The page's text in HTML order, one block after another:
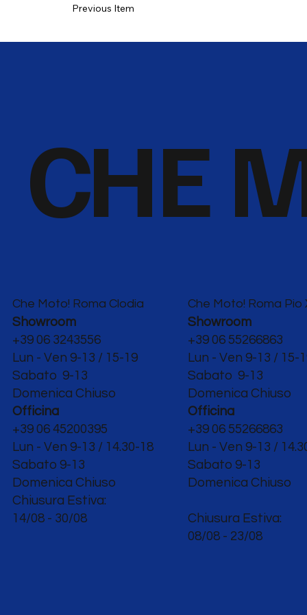
Previous Item
CHE
Che Moto! Roma Clodia
Showroom
+39 06 3243556
Lun - Ven 9-13 / 15-19
Sabato 9-13
Domenica Chiuso
Officina
+39 06 45200395
Lun - Ven9-13 / 14.30-18
Sabato 9-13
Domenica Chiuso
Chiusura Estiva:
14/08 - 30/08
Che Moto! Roma Pio
Showroom
+39 06 55266863
Lun - Ven 9-13 / 15-
Sabato 9-13
Domenica Chiuso
Officina
+39 06 55266863
Lun - Ven 9-13 /
Sabato 9-13
Domenica Chiuso
Chiusura Estiva:
08/08 - 23/08